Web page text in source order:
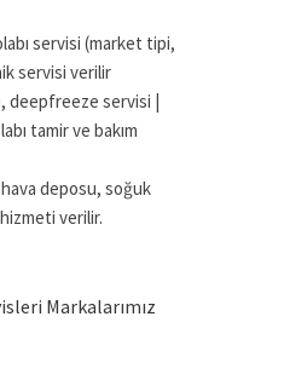
servisi (market tipi,
servisi verilir
deepfreeze servisi |
tamir ve bakım
deposu, soğuk
verilir.
Markalarımız